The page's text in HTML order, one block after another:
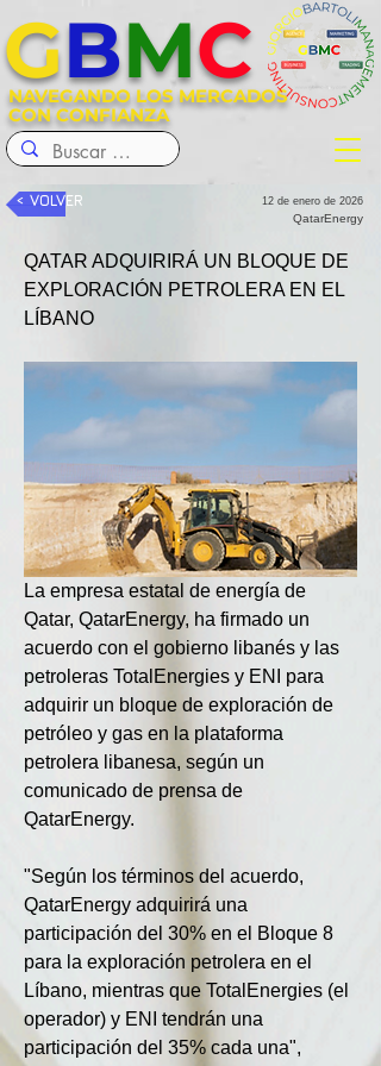
NAVEGANDO LOS MERCADOS
CON CONFIANZA
GBMC
< VOLVER 12 de enero de 2026
QatarEnergy
QATAR ADQUIRIRÁ UN BLOQUE DE
EXPLORACIÓN PETROLERA EN EL
LÍBANO
La empresa estatal de energía de
Qatar, QatarEnergy, ha firmado un
acuerdo con el gobierno libanés y las
petroleras TotalEnergies y ENI para
adquirir un bloque de exploración de
petróleo y gas en la plataforma
petrolera libanesa, según un
comunicado de prensa de
QatarEnergy.
"Según los términos del acuerdo,
QatarEnergy adquirirá una
participación del 30% en el Bloque 8
para la exploración petrolera en el
Líbano, mientras que TotalEnergies (el
operador) y ENI tendrán una
participación del 35% cada una",